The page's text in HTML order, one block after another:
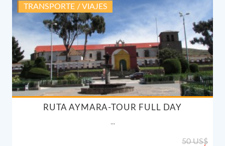
TRANSPORTE / VIAJES
RUTA AYMARA-TOUR FULL DAY
...
50 US$